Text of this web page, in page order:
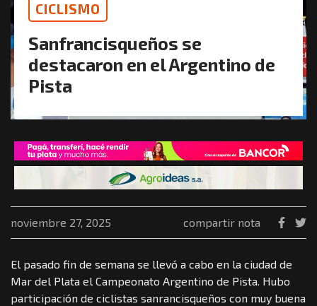
CICLISMO
Sanfrancisqueños se
destacaron en el Argentino de
Pista
noviembre 27, 2025 compartir nota
El pasado fin de semana se llevó a cabo en la ciudad de
Mar del Plata el Campeonato Argentino de Pista. Hubo
participación de ciclistas sanrancisqueños con muy buena